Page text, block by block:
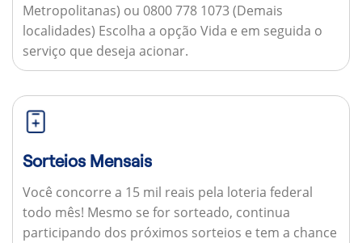
Metropolitanas) ou 0800 778 1073 (Demais
localidades) Escolha a opção Vida e em seguida o
serviço que deseja acionar.
Sorteios Mensais
Você concorre a 15 mil reais pela loteria federal
todo mês! Mesmo se for sorteado, continua
participando dos próximos sorteios e tem a chance